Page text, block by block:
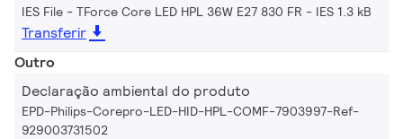
IES File - TForce Core LED HPL 36W E27 830 FR IES 1.3 kB
Transferir
Outro
Declaração ambiental do produto
EPD-Philips-Corepro-LED-HID-HPL-COMF-7903997-Ref-
929003731502